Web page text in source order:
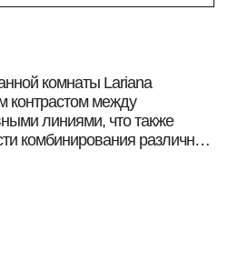
комнаты Lariana
контрастом между
линиями, что также
комбинирования различных
биооснове Cristalplant®,